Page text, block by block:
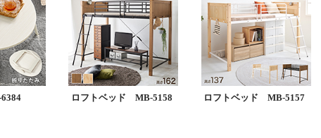
ロフトベッド MB-5158 ロフトベッド MB-5157